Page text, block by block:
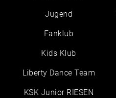
Jugend
Fanklub
Kids Klub
Liberty Dance Team
KSK Junior RIESEN